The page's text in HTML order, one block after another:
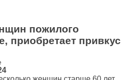
пожилого
приобретает привкус